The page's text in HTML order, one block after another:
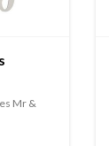
Mr &